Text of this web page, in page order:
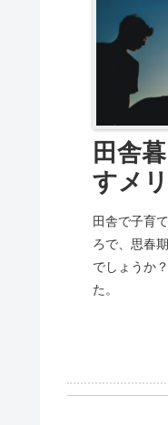
田舎
すメ
田舎で子育
ろで、思春
でしょうか
た。